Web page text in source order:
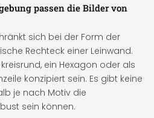
passen die Bilder von
sich bei der Form der
Rechteck einer Leinwand.
ein Hexagon oder als
konzipiert sein. Es gibt keine
je nach Motiv die
sein können.